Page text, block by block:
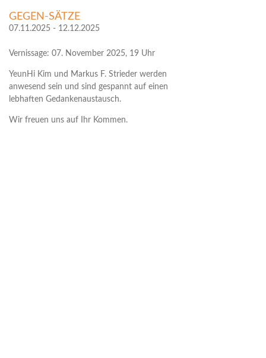
GEGEN-SÄTZE
07.11.2025 - 12.12.2025
Vernissage: 07. November 2025, 19 Uhr
YeunHi Kim und Markus F. Strieder werden
anwesend sein und sind gespannt auf einen
lebhaften Gedankenaustausch.
Wir freuen uns auf Ihr Kommen.